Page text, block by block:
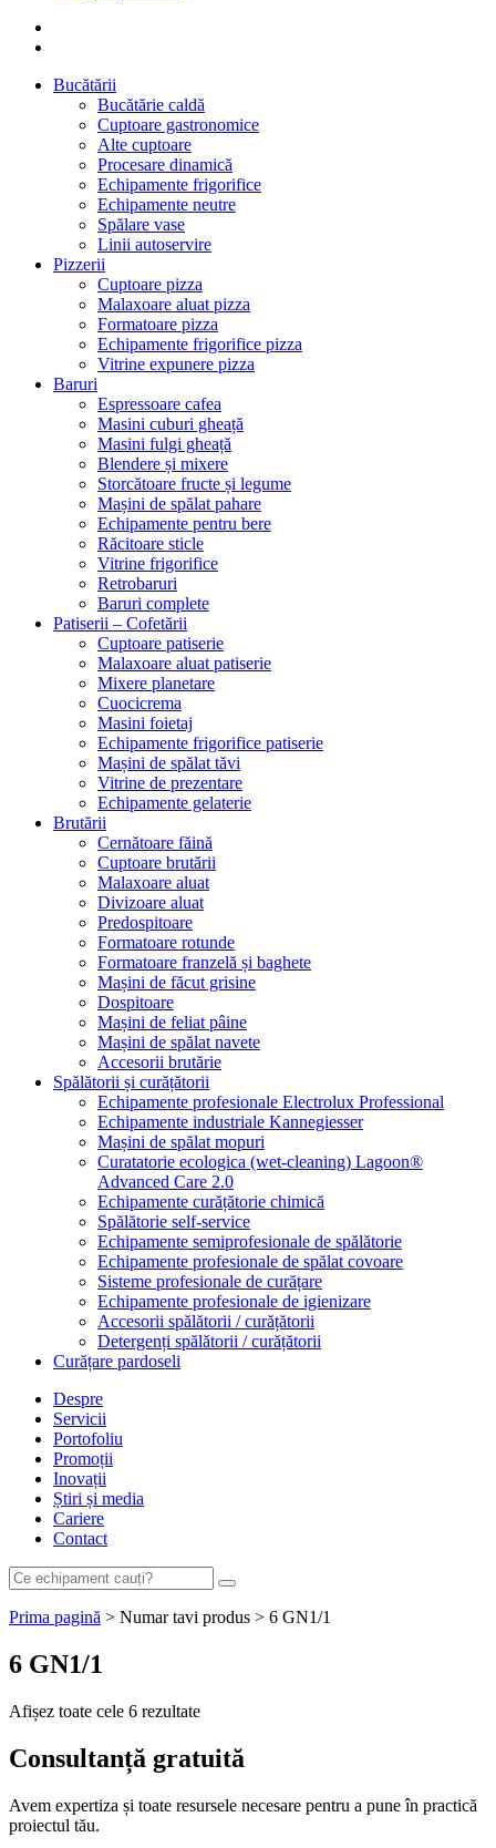
Bucătării
Bucătărie caldă
Cuptoare gastronomice
Alte cuptoare
Procesare dinamică
Echipamente frigorifice
Echipamente neutre
Spălare vase
Linii autoservire
Pizzerii
Cuptoare pizza
Malaxoare aluat pizza
Formatoare pizza
Echipamente frigorifice pizza
Vitrine expunere pizza
Baruri
Espressoare cafea
Masini cuburi gheață
Masini fulgi gheață
Blendere și mixere
Storcătoare fructe și legume
Mașini de spălat pahare
Echipamente pentru bere
Răcitoare sticle
Vitrine frigorifice
Retrobaruri
Baruri complete
Patiserii – Cofetării
Cuptoare patiserie
Malaxoare aluat patiserie
Mixere planetare
Cuocicrema
Masini foietaj
Echipamente frigorifice patiserie
Mașini de spălat tăvi
Vitrine de prezentare
Echipamente gelaterie
Brutării
Cernătoare făină
Cuptoare brutării
Malaxoare aluat
Divizoare aluat
Predospitoare
Formatoare rotunde
Formatoare franzelă și baghete
Mașini de făcut grisine
Dospitoare
Mașini de feliat pâine
Mașini de spălat navete
Accesorii brutărie
Spălătorii și curățătorii
Echipamente profesionale Electrolux Professional
Echipamente industriale Kannegiesser
Mașini de spălat mopuri
Curatatorie ecologica (wet-cleaning) Lagoon®
Advanced Care 2.0
Echipamente curățătorie chimică
Spălătorie self-service
Echipamente semiprofesionale de spălătorie
Echipamente profesionale de spălat covoare
Sisteme profesionale de curățare
Echipamente profesionale de igienizare
Accesorii spălătorii / curățătorii
Detergenți spălătorii / curățătorii
Curățare pardoseli
Despre
Servicii
Portofoliu
Promoții
Inovații
Știri și media
Cariere
Contact
Prima pagină > Numar tavi produs > 6 GN1/1
6 GN1/1
Afișez toate cele 6 rezultate
Consultanță gratuită
Avem expertiza și toate resursele necesare pentru a pune în practică
proiectul tău.